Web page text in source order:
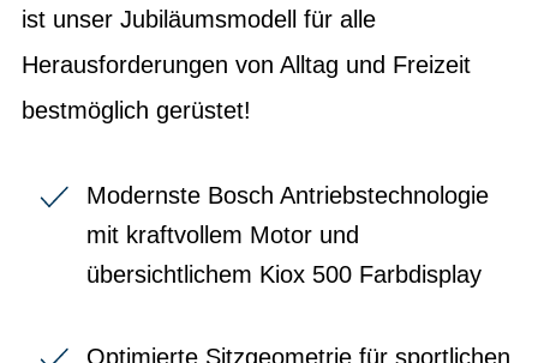
ist unser Jubiläumsmodell für alle
Herausforderungen von Alltag und Freizeit
bestmöglich gerüstet!
Modernste Bosch Antriebstechnologie
mit kraftvollem Motor und
übersichtlichem Kiox 500 Farbdisplay
Optimierte Sitzgeometrie für sportlichen